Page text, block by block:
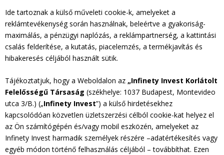
Ide tartoznak a külső műveleti cookie-k, amelyeket a
reklámtevékenység során használnak, beleértve a gyakoriság-
maximálás, a pénzügyi naplózás, a reklámpartnerség, a kattintási
csalás felderítése, a kutatás, piacelemzés, a termékjavítás és
hibakeresés céljából használt sütik.
Tájékoztatjuk, hogy a Weboldalon az „Infinety Invest Korlátolt
Felelősségű Társaság (székhelye: 1037 Budapest, Montevideo
utca 3/B.) („Infinety Invest”) a külső hirdetésekhez
kapcsolódóan közvetlen üzletszerzési célból cookie-kat helyez el
az Ön számítógépén és/vagy mobil eszközén, amelyeket az
Infinety Invest harmadik személyek részére –adatértékesítés vagy
egyéb módon történő felhasználás céljából – továbbíthat. Ezen